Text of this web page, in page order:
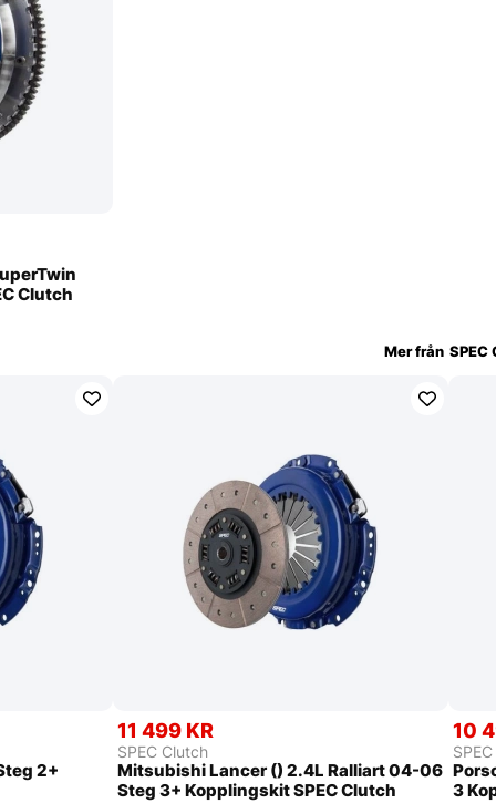
Clutch
Mer från SPEC
2+
11 499 KR
SPEC Clutch
Mitsubishi Lancer () 2.4L Ralliart 04-06
Steg 3+ Kopplingskit SPEC Clutch
10
3